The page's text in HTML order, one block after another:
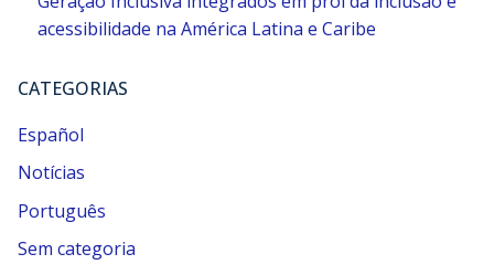
acessibilidade na América Latina e Caribe
CATEGORIAS
Español
Notícias
Português
Sem categoria